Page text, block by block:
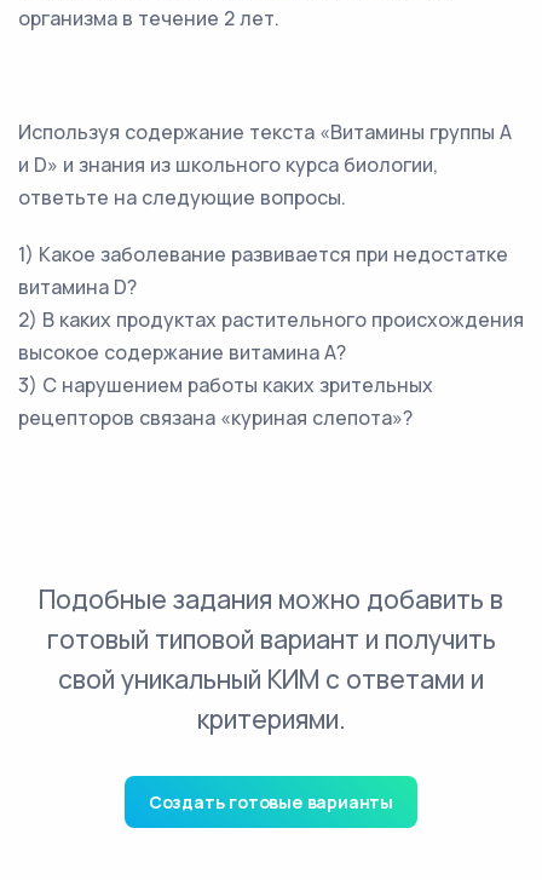
организма в течение 2 лет.
Используя содержание текста «Витамины группы А
и D» и знания из школьного курса биологии,
ответьте на следующие вопросы.
1) Какое заболевание развивается при недостатке
витамина D?
2) В каких продуктах растительного происхождения
высокое содержание витамина А?
3) С нарушением работы каких зрительных
рецепторов связана «куриная слепота»?
Подобные задания можно добавить в
готовый типовой вариант и получить
свой уникальный КИМ с ответами и
критериями.
Создать готовые варианты